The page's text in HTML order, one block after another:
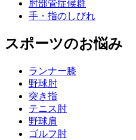
肘部管症候群
手・指のしびれ
スポーツのお悩み
ランナー膝
野球肘
突き指
テニス肘
野球肩
ゴルフ肘